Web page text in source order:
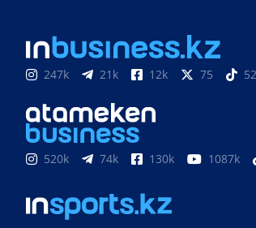
247k 21k 12k 75
520k 74k 130k 1087k